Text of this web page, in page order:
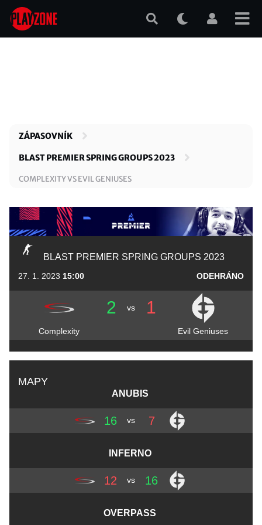
Přejít
hlavnímu
ZÁPASOVNÍK
BLAST PREMIER SPRING GROUPS 2023
COMPLEXITY VS EVIL GENIUSES
BLAST PREMIER SPRING GROUPS 2023
27. 1. 2023 15:00 ODEHRÁNO
2 vs 1
Complexity Evil Geniuses
MAPY
ANUBIS
16 vs 7
INFERNO
12 vs 16
OVERPASS